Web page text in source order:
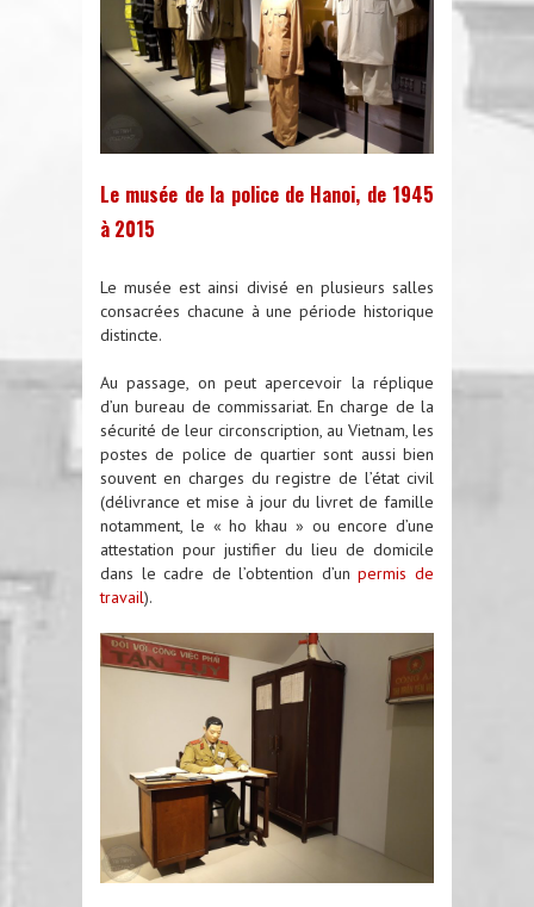
Le musée de la police de Hanoi, de 1945
à 2015
Le musée est ainsi divisé en plusieurs salles
consacrées chacune à une période historique
distincte.
Au passage, on peut apercevoir la réplique
d’un bureau de commissariat. En charge de la
sécurité de leur circonscription, au Vietnam, les
postes de police de quartier sont aussi bien
souvent en charges du registre de l’état civil
(délivrance et mise à jour du livret de famille
notamment, le « ho khau » ou encore d’une
attestation pour justifier du lieu de domicile
dans le cadre de l’obtention d’unpermis de
travail).